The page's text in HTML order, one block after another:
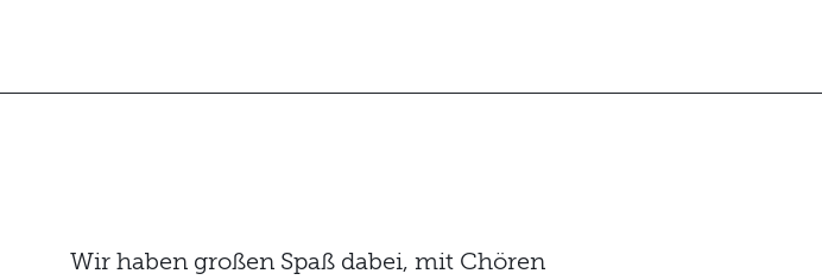
Wir haben großen Spaß dabei, mit Chören